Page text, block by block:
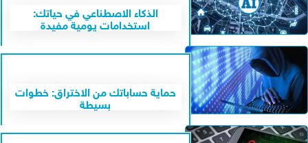
الذكاء الاصطناعي في حياتك:
استخدامات يومية مفيدة
حماية حساباتك من الاختراق: خطوات
بسيطة